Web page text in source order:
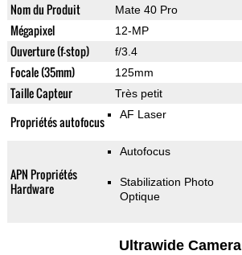
Nom du Produit Mate 40 Pro
Mégapixel 12-MP
Ouverture (f-stop) f/3.4
Focale (35mm) 125mm
Taille Capteur Très petit
Propriétés autofocus AF Laser
APN Propriétés
Hardware
Autofocus
Stabilization Photo
Optique
Ultrawide Camera